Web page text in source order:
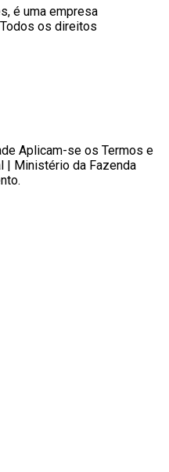
é uma empresa
os direitos
Aplicam-se os Termos e
| Ministério da Fazenda